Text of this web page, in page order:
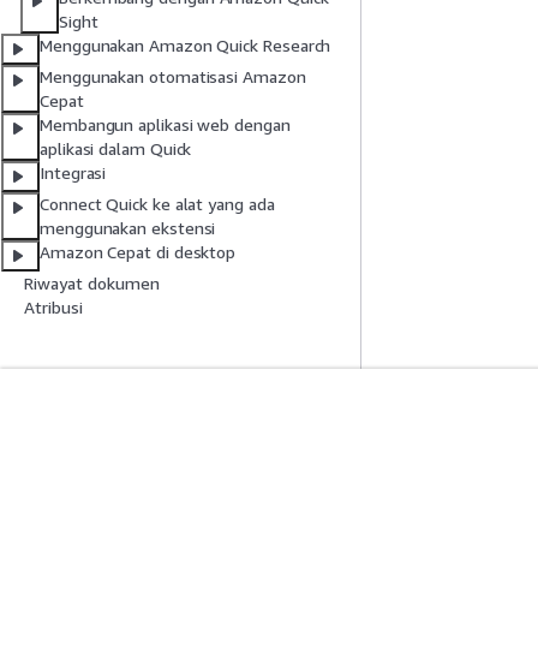
Sight
Menggunakan Amazon Quick Research
Menggunakan otomatisasi Amazon
Cepat
Membangun aplikasi web dengan
aplikasi dalam Quick
Integrasi
Connect Quick ke alat yang ada
menggunakan ekstensi
Amazon Cepat di desktop
Riwayat dokumen
Atribusi